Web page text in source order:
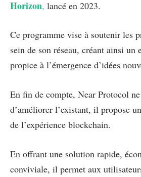
Horizon, lancé en 2023.
Ce programme vise à soutenir les
sein de son réseau, créant ainsi un
propice à l’émergence d’idées
En fin de compte, Near Protocol
d’améliorer l’existant, il propose
de l’expérience blockchain.
En offrant une solution rapide,
conviviale, il permet aux